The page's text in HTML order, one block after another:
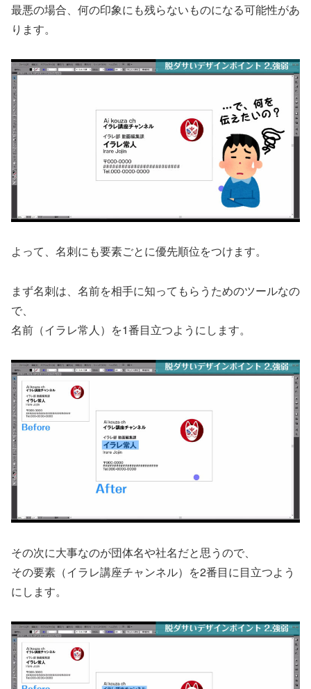
最悪の場合、何の印象にも残らないものになる可能性があ
ります。
よって、名刺にも要素ごとに優先順位をつけます。
まず名刺は、名前を相手に知ってもらうためのツールなの
で、
名前（イラレ常人）を1番目立つようにします。
その次に大事なのが団体名や社名だと思うので、
その要素（イラレ講座チャンネル）を2番目に目立つよう
にします。